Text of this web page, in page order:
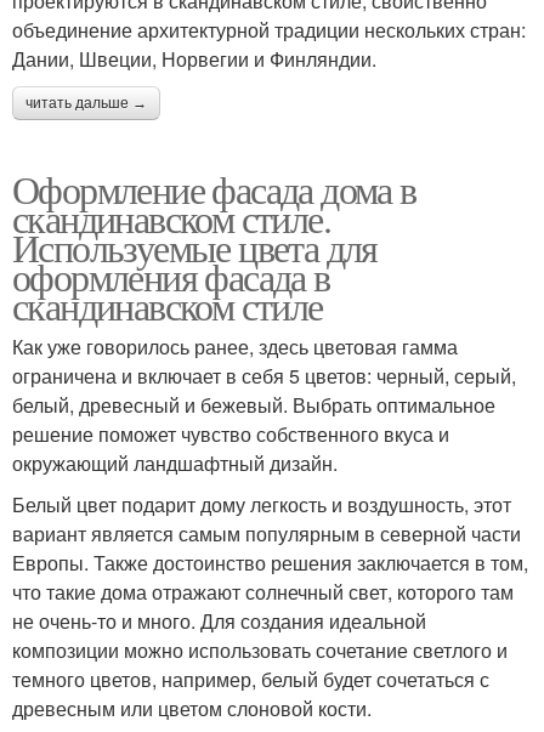
объединение архитектурной традиции нескольких стран:
Дании, Швеции, Норвегии и Финляндии.
читать дальше →
Оформление фасада дома в
скандинавском стиле.
Используемые цвета для
оформления фасада в
скандинавском стиле
Как уже говорилось ранее, здесь цветовая гамма
ограничена и включает в себя 5 цветов: черный, серый,
белый, древесный и бежевый. Выбрать оптимальное
решение поможет чувство собственного вкуса и
окружающий ландшафтный дизайн.
Белый цвет подарит дому легкость и воздушность, этот
вариант является самым популярным в северной части
Европы. Также достоинство решения заключается в том,
что такие дома отражают солнечный свет, которого там
не очень-то и много. Для создания идеальной
композиции можно использовать сочетание светлого и
темного цветов, например, белый будет сочетаться с
древесным или цветом слоновой кости.